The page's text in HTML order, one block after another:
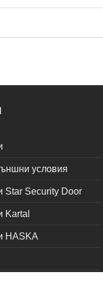
условия
Star Security Door
Kartal
HASKA